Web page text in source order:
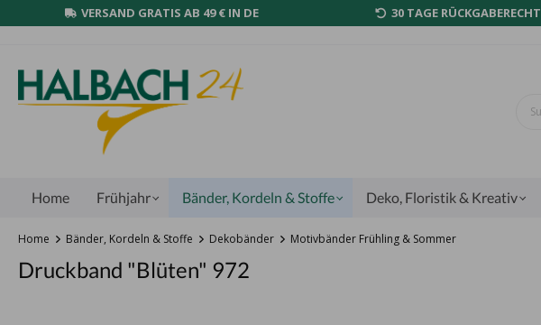
VERSAND GRATIS AB 49 € IN DE 30 TAGE RÜCKGABERECHT
Home Frühjahr Bänder, Kordeln & Stoffe Deko, Floristik & Kreativ
Home Bänder, Kordeln & Stoffe Dekobänder Motivbänder Frühling & Sommer
Druckband "Blüten" 972